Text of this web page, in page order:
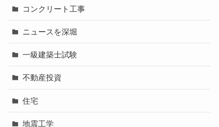
コンクリート工事
ニュースを深堀
一級建築士試験
不動産投資
住宅
地震工学